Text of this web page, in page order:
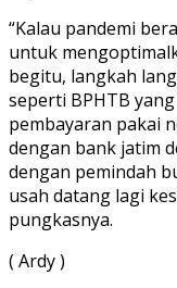
“Kalau pandemi
untuk
begitu, langkah
seperti BPHTB
pembayaran pakai
dengan bank jatim
dengan pemindah
usah datang lagi
pungkasnya.
( Ardy )